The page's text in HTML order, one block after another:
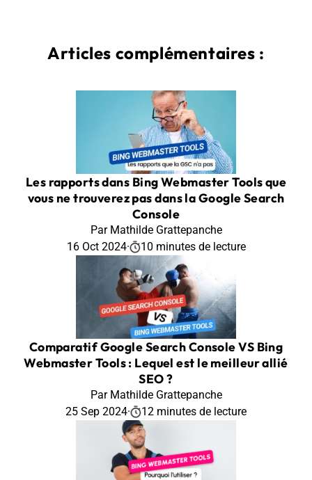
Articles complémentaires :
Les rapports dans Bing Webmaster Tools que
vous ne trouverez pas dans la Google Search
Console
Par Mathilde Grattepanche
16 Oct 2024· 10 minutes de lecture
Comparatif Google Search Console VS Bing
Webmaster Tools : Lequel est le meilleur allié
SEO ?
Par Mathilde Grattepanche
25 Sep 2024· 12 minutes de lecture